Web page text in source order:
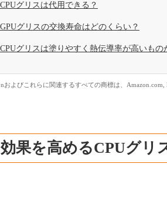
CPUグリスは代用できる？
GPUグリスの交換寿命はどのくらい？
CPUグリスは塗りやすく熱伝導率が高いもの
およびこれらに関連するすべての商標は、
果を高めるCPUグリ